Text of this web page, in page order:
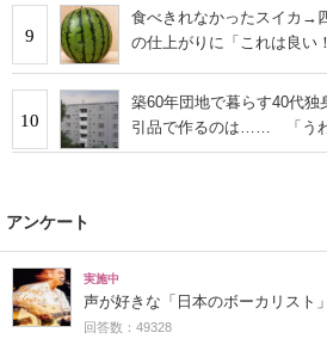
9
食べきれなかったスイカ
の仕上がりに「これは良い
10
築60年団地で暮らす40代
引品で作るのは…… 「うわ
アンケート
実施中
声が好きな「日本のボーカリスト
回答数：49328